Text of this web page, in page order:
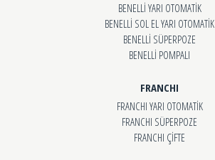
BENELLİ YARI OTOMATİK
BENELLİ SOL EL YARI OTOMATİK
BENELLİ SÜPERPOZE
BENELLİ POMPALI
FRANCHI
FRANCHI YARI OTOMATİK
FRANCHI SÜPERPOZE
FRANCHI ÇİFTE